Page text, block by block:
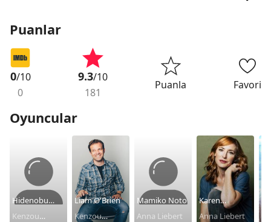
Puanlar
0/10
0
9.3/10
181
Puanla Favori
Oyuncular
Hidenobu
Kiuchi
Kenzou
Liam O'Brien
Kenzou
Mamiko Noto
Anna Liebert
Karen
Strassman
Anna Liebert